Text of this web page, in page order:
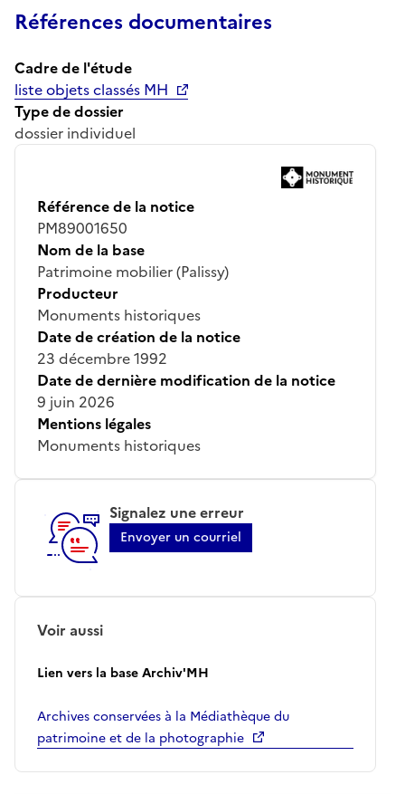
Références documentaires
Cadre de l'étude
liste objets classés MH
Type de dossier
dossier individuel
Référence de la notice
PM89001650
Nom de la base
Patrimoine mobilier (Palissy)
Producteur
Monuments historiques
Date de création de la notice
23 décembre 1992
Date de dernière modification de la notice
9 juin 2026
Mentions légales
Monuments historiques
Signalez une erreur
Envoyer un courriel
Voir aussi
Lien vers la base Archiv'MH
Archives conservées à la Médiathèque du
patrimoine et de la photographie